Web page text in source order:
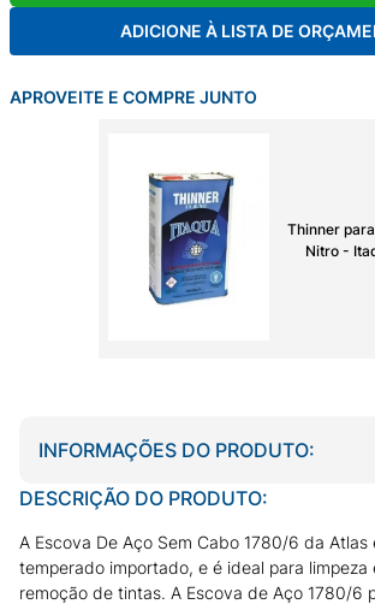
ADICIONE À LISTA DE
APROVEITE E COMPRE JUNTO
Thinner
Nitro -
INFORMAÇÕES DO PRODUTO:
DESCRIÇÃO DO PRODUTO:
A Escova De Aço Sem Cabo 1780/6 da
temperado importado, e é ideal para limpeza
remoção de tintas. A Escova de Aço 1780/6